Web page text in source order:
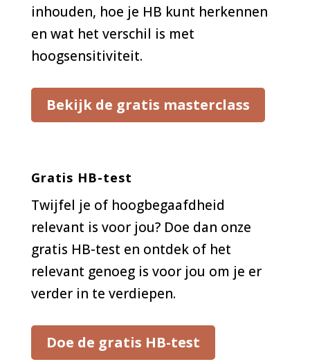
inhouden, hoe je HB kunt herkennen
en wat het verschil is met
hoogsensitiviteit.
Bekijk de gratis masterclass
Gratis HB-test
Twijfel je of hoogbegaafdheid
relevant is voor jou? Doe dan onze
gratis HB-test en ontdek of het
relevant genoeg is voor jou om je er
verder in te verdiepen.
Doe de gratis HB-test